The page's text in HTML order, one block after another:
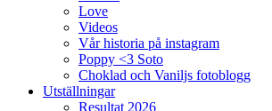
Love
Videos
Vår historia på instagram
Poppy <3 Soto
Choklad och Vaniljs fotoblogg
Utställningar
Resultat 2026